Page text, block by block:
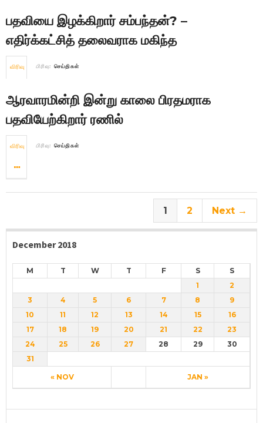
பதவியை இழக்கிறார் சம்பந்தன்? –
எதிர்க்கட்சித் தலைவராக மகிந்த
விரிவு பிரிவு: செய்திகள்
ஆரவாரமின்றி இன்று காலை பிரதமராக
பதவியேற்கிறார் ரணில்
விரிவு பிரிவு: செய்திகள்
1 2 Next →
December 2018
M T W T F S S
« NOV JAN »
1
2
3
4 5 6 7 8
9
10
11 12 13 14 15
16
17
18 19 20 21 22
23
24
25 26 27 28 29
30
31